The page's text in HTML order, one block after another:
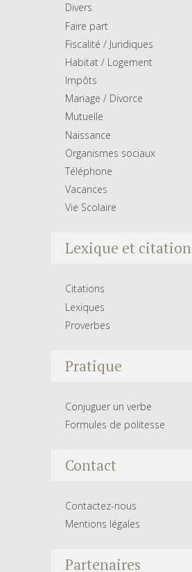
Divers
Faire part
Fiscalité / Juridiques
Habitat / Logement
Impôts
Mariage / Divorce
Mutuelle
Naissance
Organismes sociaux
Téléphone
Vacances
Vie Scolaire
Lexique et citation
Citations
Lexiques
Proverbes
Pratique
Conjuguer un verbe
Formules de politesse
Contact
Contactez-nous
Mentions légales
Partenaires